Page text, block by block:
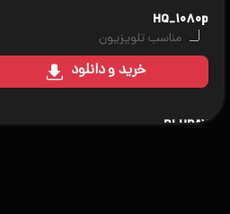
HQ_۱۰۸۰p
مناسب تلویزیون
خریدو دانلود
BLURAY